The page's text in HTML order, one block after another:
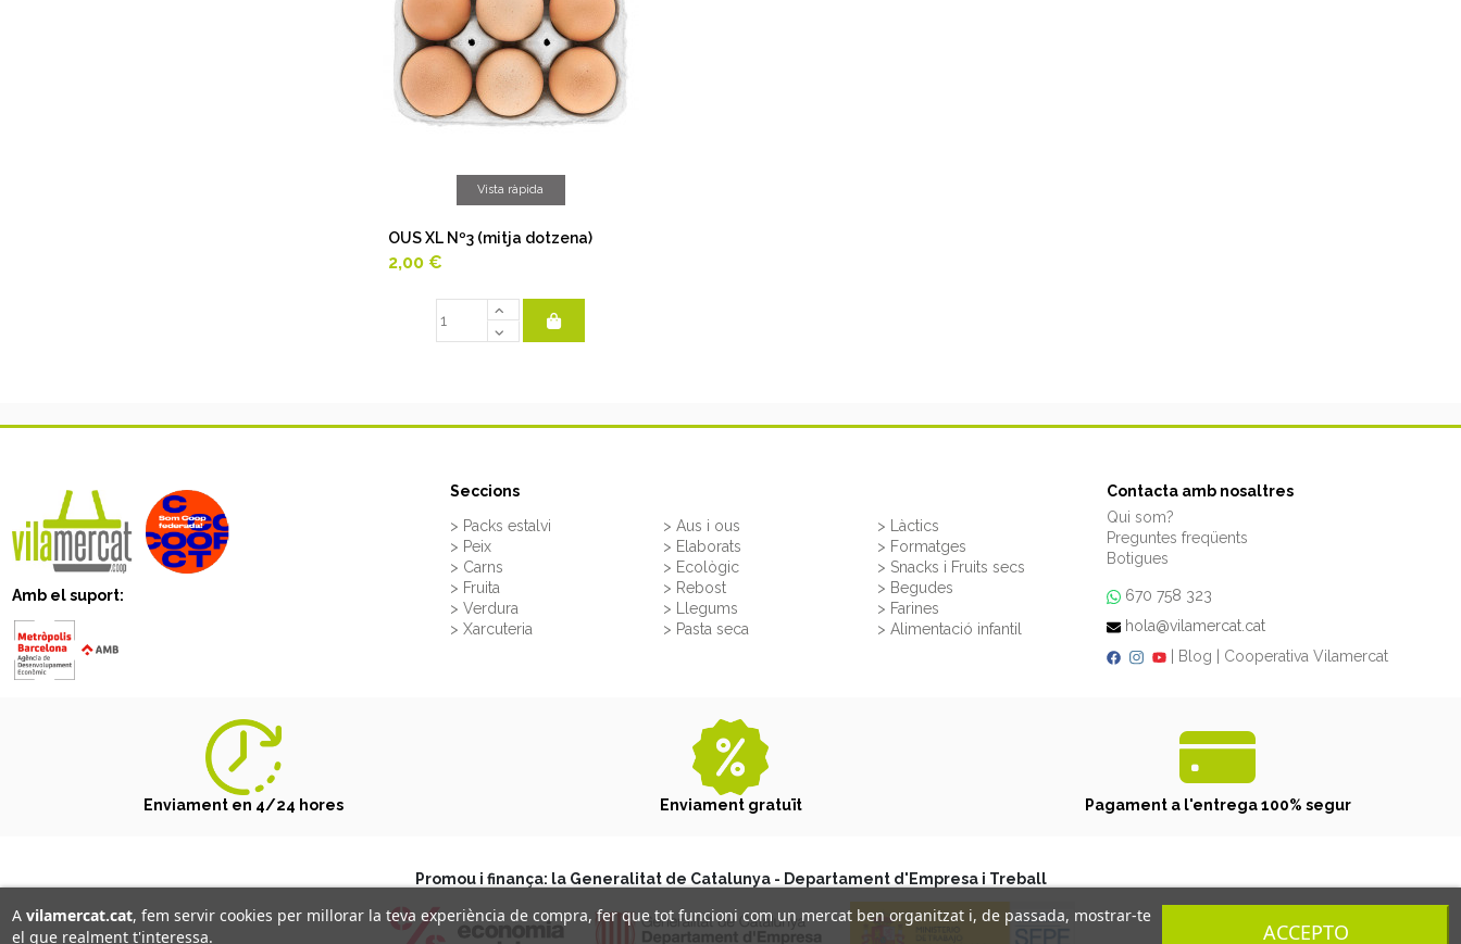
Vista ràpida
OUS XL Nº3 (mitja dotzena)
2,00 €
Amb el suport:
Seccions
> Packs estalvi
> Peix
> Carns
> Fruita
> Verdura
> Xarcuteria
> Aus i ous
> Elaborats
> Ecològic
> Rebost
> Llegums
> Pasta seca
> Làctics
> Formatges
> Snacks i Fruits secs
> Begudes
> Farines
> Alimentació infantil
Contacta amb nosaltres
Qui som?
Preguntes freqüents
Botigues
670 758 323
hola@vilamercat.cat
Blog Cooperativa Vilamercat
A vilamercat.cat, fem servir cookies per millorar la teva experiència de compra, fer que tot funcioni com un mercat ben organitzat i, de passada, mostrar-te
el que realment t'interessa.
ACCEPTO
Enviament en 4/24 hores Enviament gratuït Pagament a l'entrega 100% segur
Promou i finança: la Generalitat de Catalunya - Departament d'Empresa i Treball